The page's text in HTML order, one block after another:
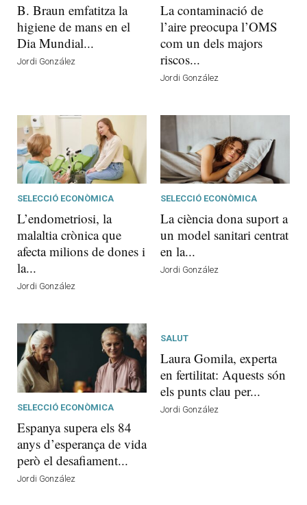
B. Braun emfatitza la
higiene de mans en el
Dia Mundial...
Jordi González
La contaminació de
l’aire preocupa l’OMS
com un dels majors
riscos...
Jordi González
SELECCIÓ ECONÒMICA
L’endometriosi, la
malaltia crònica que
afecta milions de dones i
la...
Jordi González
SELECCIÓ ECONÒMICA
La ciència dona suport a
un model sanitari centrat
en la...
Jordi González
SELECCIÓ ECONÒMICA
Espanya supera els 84
anys d’esperança de vida
però el desafiament...
Jordi González
SALUT
Laura Gomila, experta
en fertilitat: Aquests són
els punts clau per...
Jordi González